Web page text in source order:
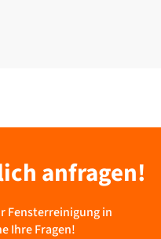
anfragen!
Fensterreinigung in
Ihre Fragen!